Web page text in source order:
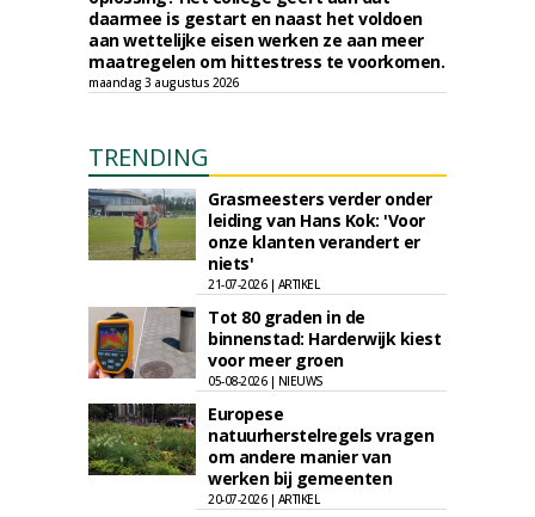
daarmee is gestart en naast het voldoen
aan wettelijke eisen werken ze aan meer
maatregelen om hittestress te voorkomen.
maandag 3 augustus 2026
TRENDING
Grasmeesters verder onder
leiding van Hans Kok: 'Voor
onze klanten verandert er
niets'
21-07-2026 | ARTIKEL
Tot 80 graden in de
binnenstad: Harderwijk kiest
voor meer groen
05-08-2026 | NIEUWS
Europese
natuurherstelregels vragen
om andere manier van
werken bij gemeenten
20-07-2026 | ARTIKEL